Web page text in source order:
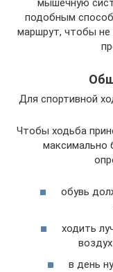
мышечную
подобным
маршрут, чтобы не
Для спортивной
Чтобы ходьба
максимально
обувь
ходить
в день